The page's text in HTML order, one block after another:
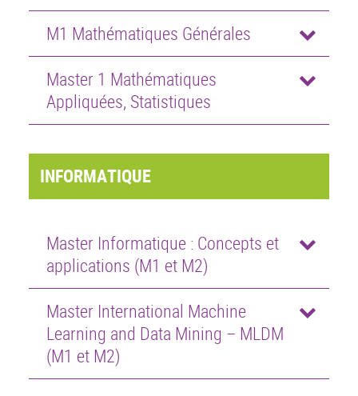
M1 Mathématiques Générales
Master 1 Mathématiques
Appliquées, Statistiques
INFORMATIQUE
Master Informatique : Concepts et
applications (M1 et M2)
Master International Machine
Learning and Data Mining – MLDM
(M1 et M2)